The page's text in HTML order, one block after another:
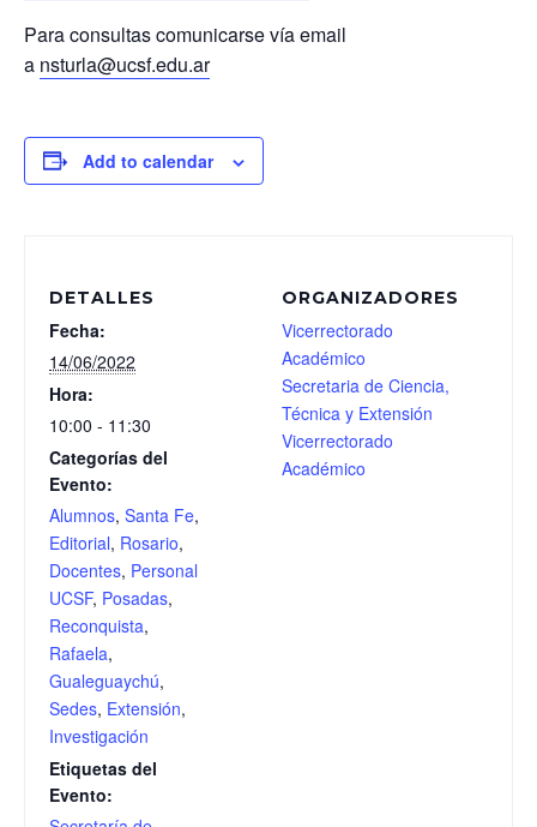
Para consultas comunicarse vía email
a nsturla@ucsf.edu.ar
Add to calendar
DETALLES
Fecha:
14/06/2022
Hora:
10:00 - 11:30
Categorías del
Evento:
Alumnos, Santa Fe,
Editorial, Rosario,
Docentes, Personal
UCSF, Posadas,
Reconquista,
Rafaela,
Gualeguaychú,
Sedes, Extensión,
Investigación
Etiquetas del
Evento:
ORGANIZADORES
Vicerrectorado
Académico
Secretaria de Ciencia,
Técnica y Extensión
Vicerrectorado
Académico